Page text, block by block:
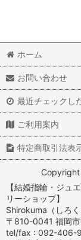
ホーム
お問い合わせ
最近チェックし
ご利用案内
特定商取引法表
【結婚指輪・ジュ
リーショップ】
Shirokuma（しろ
〒810-0041 福岡
tel/fax : 092-